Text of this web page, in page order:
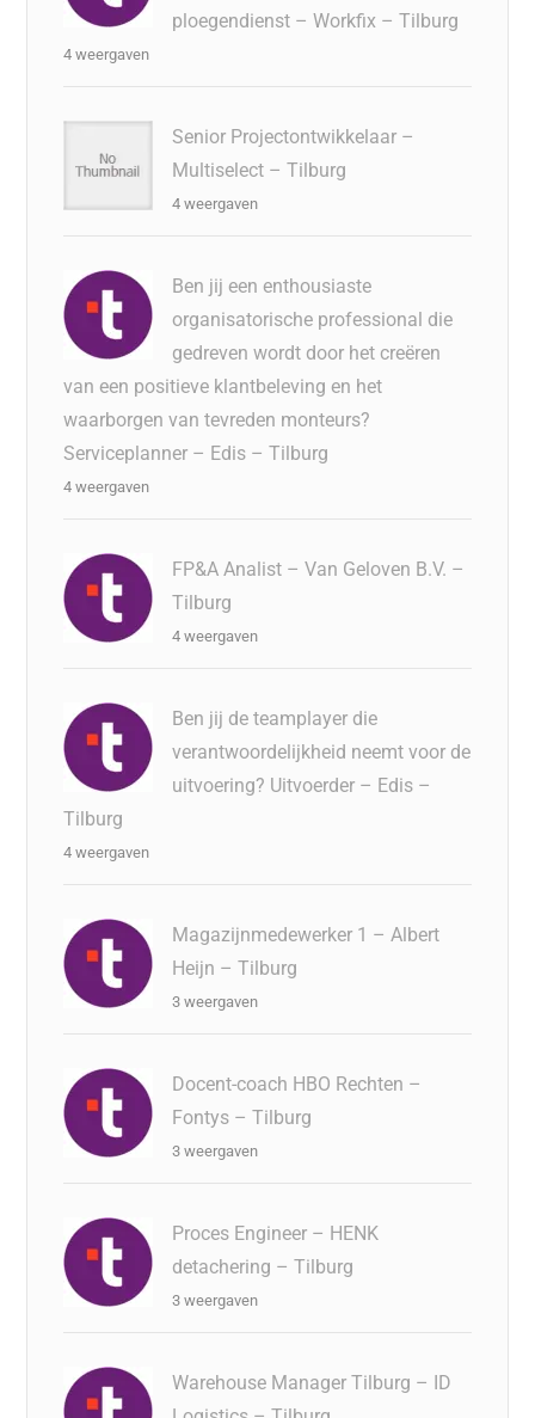
ploegendienst – Workfix – Tilburg
4 weergaven
Senior Projectontwikkelaar –
Multiselect – Tilburg
4 weergaven
Ben jij een enthousiaste
organisatorische professional die
gedreven wordt door het creëren
van een positieve klantbeleving en het
waarborgen van tevreden monteurs?
Serviceplanner – Edis – Tilburg
4 weergaven
FP&A Analist – Van Geloven B.V. –
Tilburg
4 weergaven
Ben jij de teamplayer die
verantwoordelijkheid neemt voor de
uitvoering? Uitvoerder – Edis –
Tilburg
4 weergaven
Magazijnmedewerker 1 – Albert
Heijn – Tilburg
3 weergaven
Docent-coach HBO Rechten –
Fontys – Tilburg
3 weergaven
Proces Engineer – HENK
detachering – Tilburg
3 weergaven
Warehouse Manager Tilburg – ID